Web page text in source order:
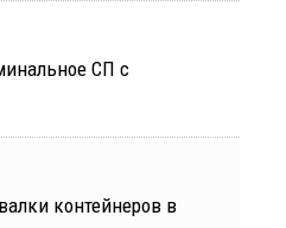
СП с
контейнеров в